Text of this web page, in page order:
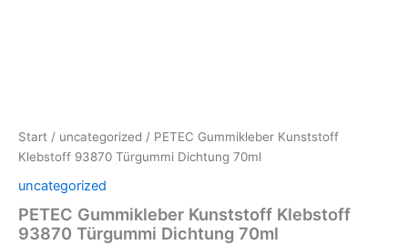
Start / uncategorized / PETEC Gummikleber Kunststoff
Klebstoff 93870 Türgummi Dichtung 70ml
uncategorized
PETEC Gummikleber Kunststoff Klebstoff
93870 Türgummi Dichtung 70ml